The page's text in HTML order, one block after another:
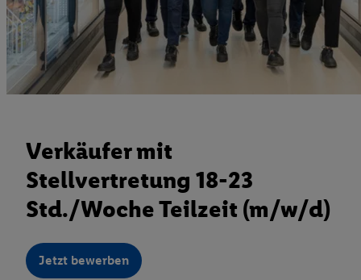
Verkäufer mit
Stellvertretung 18-23
Std./Woche Teilzeit (m/w/d)
Jetzt bewerben